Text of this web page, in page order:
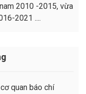
2010 -2015, vừa
2021 ....
quan báo chí